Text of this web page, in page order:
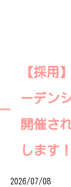
【採用
ーデン
開催さ
します！
2026/07/08